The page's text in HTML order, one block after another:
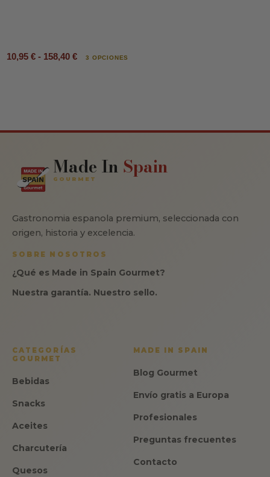
10,95 € - 158,40 € 3 OPCIONES
Made In Spain
GOURMET
Gastronomia espanola premium, seleccionada con
origen, historia y excelencia.
SOBRE NOSOTROS
¿Qué es Made in Spain Gourmet?
Nuestra garantía. Nuestro sello.
CATEGORÍAS
GOURMET
Bebidas
Snacks
Aceites
Charcutería
Quesos
MADE IN SPAIN
Blog Gourmet
Envío gratis a Europa
Profesionales
Preguntas frecuentes
Contacto